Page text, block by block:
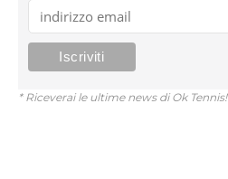
* Riceverai le ultime news di Ok Tennis!